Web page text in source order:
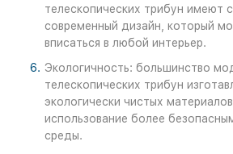
телескопических трибун имеют
современный дизайн, который
вписаться в любой интерьер.
Экологичность: большинство
телескопических трибун
экологически чистых
использование более
среды.